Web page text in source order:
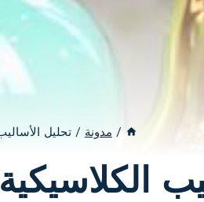
/ مدونة / تحليل